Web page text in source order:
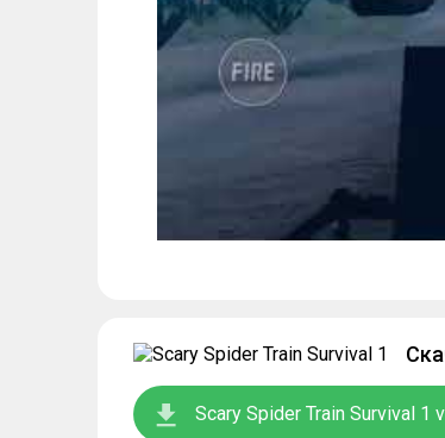
Scary Spider Train Survival 1